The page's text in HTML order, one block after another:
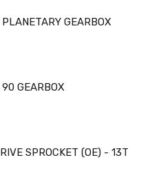
GEARBOX
GEARBOX
SPROCKET (OE) - 13T